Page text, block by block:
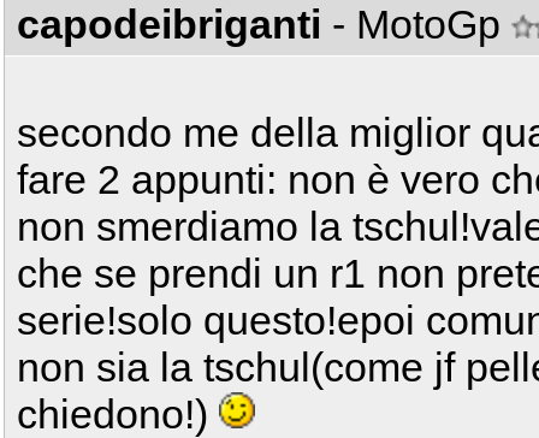
capodeibriganti - MotoGp
secondo me della miglior
fare 2 appunti: non è vero
non smerdiamo la
che se prendi un r1 non
serie!solo questo!epoi
non sia la tschul(come jf
chiedono!)